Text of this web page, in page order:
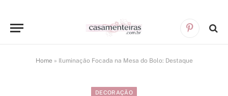
Pinterest
Home » Iluminação Focada na Mesa do Bolo: Destaque
DECORAÇÃO